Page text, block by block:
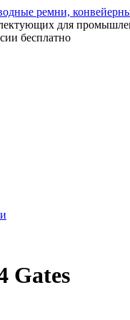
для
бесплатно
Gates